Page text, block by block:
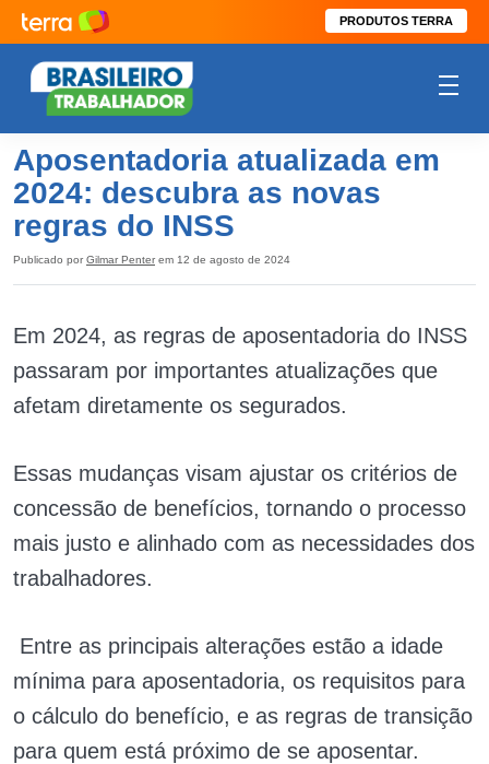
PRODUTOS TERRA
Aposentadoria atualizada em
2024: descubra as novas
regras do INSS
Publicado por Gilmar Penter em 12 de agosto de 2024
Em 2024, as regras de aposentadoria do INSS
passaram por importantes atualizações que
afetam diretamente os segurados.
Essas mudanças visam ajustar os critérios de
concessão de benefícios, tornando o processo
mais justo e alinhado com as necessidades dos
trabalhadores.
Entre as principais alterações estão a idade
mínima para aposentadoria, os requisitos para
o cálculo do benefício, e as regras de transição
para quem está próximo de se aposentar.